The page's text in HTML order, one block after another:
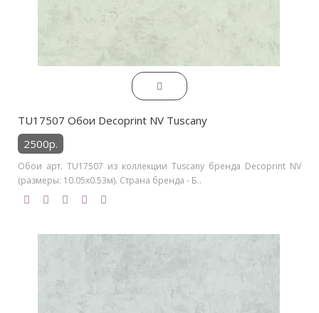
TU17507 Обои Decoprint NV Tuscany
2500р.
Обои арт. TU17507 из коллекции Tuscany бренда Decoprint NV
(размеры: 10.05х0.53м). Страна бренда - Б..